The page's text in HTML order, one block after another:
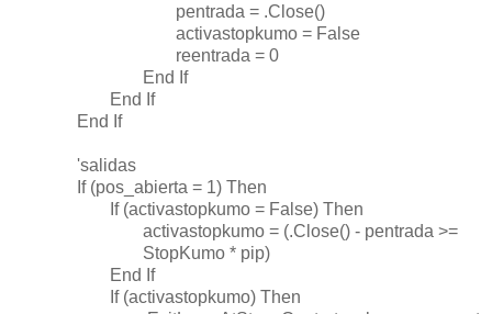
pentrada = .Close()
activastopkumo = False
reentrada = 0
End If
End If
End If
'salidas
If (pos_abierta = 1) Then
If (activastopkumo = False) Then
activastopkumo = (.Close() - pentrada >=
StopKumo * pip)
End If
If (activastopkumo) Then